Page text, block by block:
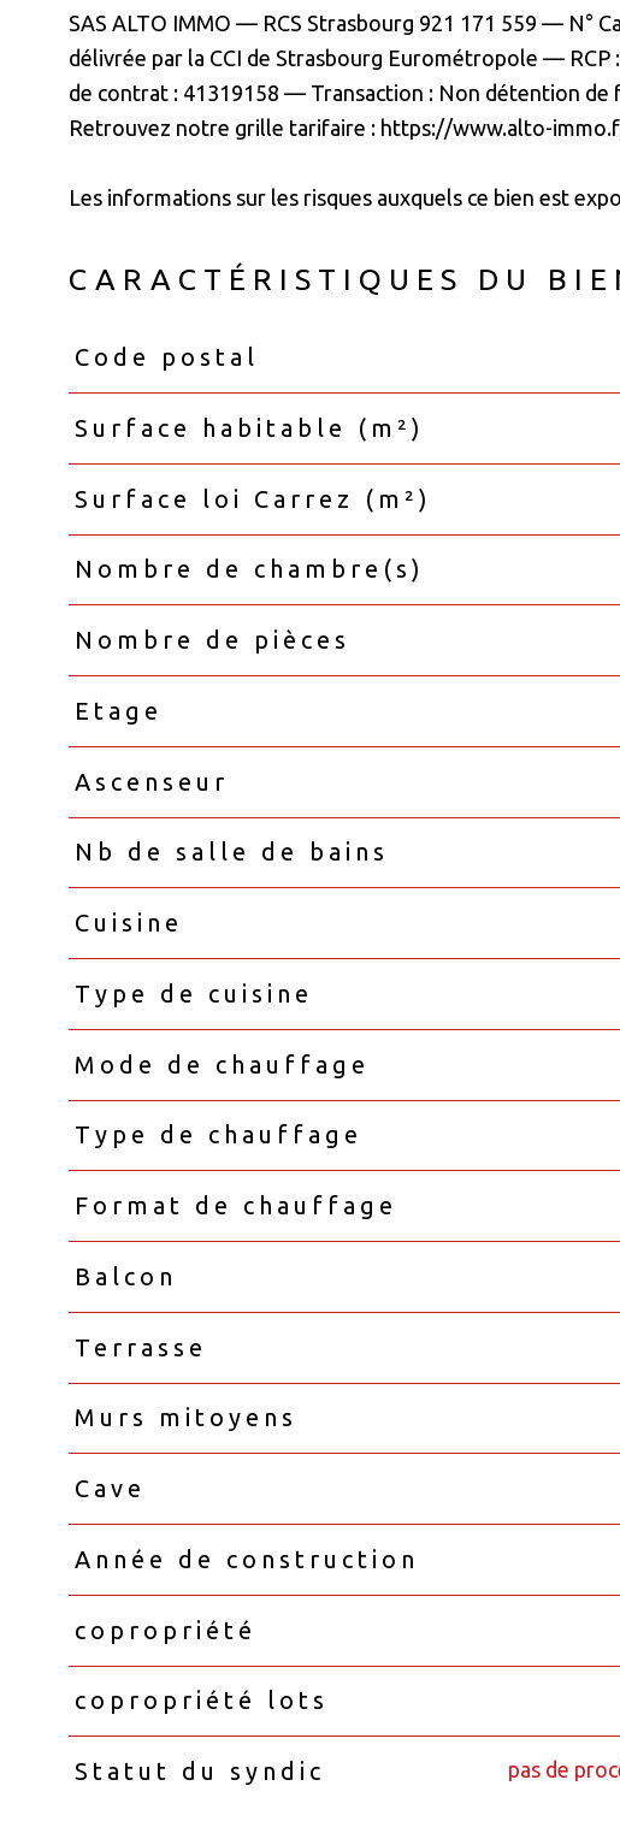
SAS ALTO IMMO — RCS Strasbourg 921 171 559 — N°
délivrée par la CCI de Strasbourg Eurométropole — RCP :
de contrat : 41319158 — Transaction : Non détention de
Retrouvez notre grille tarifaire : https://www.alto-
Les informations sur les risques auxquels ce bien est
CARACTÉRISTIQUES DU
Caractéristiques Valeurs
Code postal
Surface habitable (m²)
Surface loi Carrez (m²)
Nombre de chambre(s)
Nombre de pièces
Etage
Ascenseur
Nb de salle de bains
Cuisine
Type de cuisine
Mode de chauffage
Type de chauffage
Format de chauffage
Balcon
Terrasse
Murs mitoyens
Cave
Année de construction
copropriété
copropriété lots
Statut du syndic pas de